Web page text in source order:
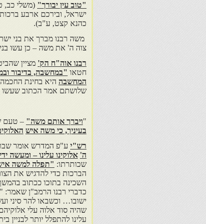
"טוב עין יבורך" (משלי כב,
ישראל, ובירכם ארבע
כהנא קצט, ע"ב).
משה רבנו מברך את בני
צוה ה' את משה – כן עשו
רבנו אוה"ח הק' מציין
חטאו "במחשבה, בדיבור
המחשבה היא בחינת
שלושתם אמר הכתוב שעשו
"ויברך אותם משה" – טעם
בעיניך, כי משה איש
רש"י ע"פ המדרש אומר
ה' אלוקינו עלינו – ומעשה
שכותרתו: "תפלה למשה
הברכות כדי להדגיש את
השכינה בתוכו ככתוב
כדברי רבנו הרמב"ן שאמר:
ישובו… וכשבאו להר סיני
שהיה סוד אלוה עלי
עלינו להתפלל יותר